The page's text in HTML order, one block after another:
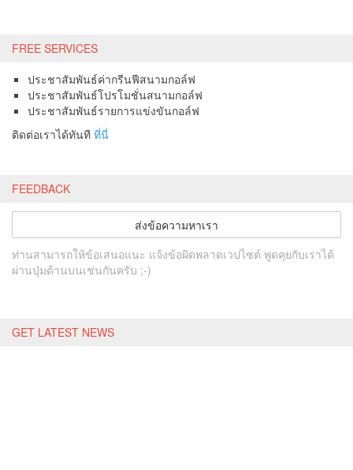
FREE SERVICES
ประชาสัมพันธ์ค่ากรีนฟีสนามกอล์ฟ
ประชาสัมพันธ์โปรโมชั่นสนามกอล์ฟ
ประชาสัมพันธ์รายการแข่งขันกอล์ฟ
ติดต่อเราได้ทันที ที่นี่
FEEDBACK
ส่งข้อความหาเรา
ท่านสามารถให้ข้อเสนอแนะ แจ้งข้อผิดพลาดเวปไซต์ พูดคุยกับเราได้
ผ่านปุ่มด้านบนเช่นกันครับ ;-)
GET LATEST NEWS